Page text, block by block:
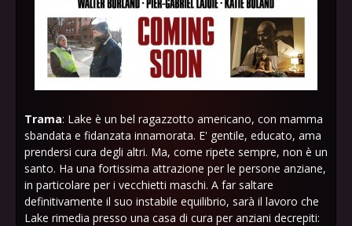
Trama: Lake è un bel ragazzotto americano, con mamma
sbandata e fidanzata innamorata. E' gentile, educato, ama
prendersi cura degli altri. Ma, come ripete sempre, non è un
santo. Ha una fortissima attrazione per le persone anziane,
in particolare per i vecchietti maschi. A far saltare
definitivamente il suo instabile equilibrio, sarà il lavoro che
Lake rimedia presso una casa di cura per anziani decrepiti: